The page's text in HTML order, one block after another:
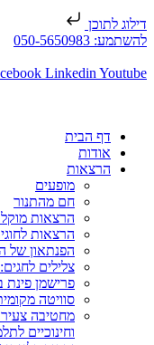
דילוג לתוכן
להשתמע: 050-5650983
Linkedin Youtube
דף הבית
אודות
הרצאות
מופעים
חם מהתנור
הרצאות
הרצאות
הפנתאון של
צלילים
פרישמן פינת
סוויטה
מחטיבה
וחינוכיים